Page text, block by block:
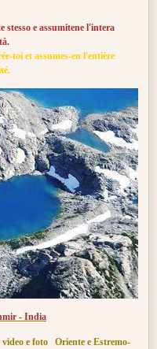
stesso e assumitene l'intera
toi et assumes-en l'entière
- India
e foto
Oriente e Estremo-